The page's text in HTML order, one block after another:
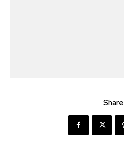
Share